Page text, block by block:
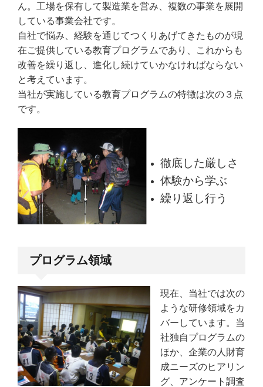
ん。工場を保有して製造業を営み、複数の事業を展開
している事業会社です。
自社で悩み、経験を通じてつくりあげてきたものが現
在ご提供している教育プログラムであり、これからも
改善を繰り返し、進化し続けていかなければならない
と考えています。
当社が実施している教育プログラムの特徴は次の３点
です。
徹底した厳しさ
体験から学ぶ
繰り返し行う
プログラム領域
現在、当社では次の
ような研修領域をカ
バーしています。当
社独自プログラムの
ほか、企業の人財育
成ニーズのヒアリン
グ、アンケート調査